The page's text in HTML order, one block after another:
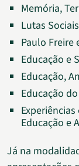
Memória,
Lutas
Paulo Freire
Educação e
Educação,
Educação
Educação e
Já na